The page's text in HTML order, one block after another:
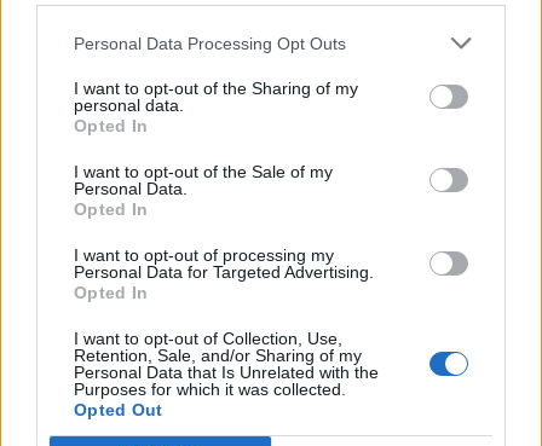
Personal Data Processing Opt Outs
I want to opt-out of the Sharing of my
personal data.
Opted In
I want to opt-out of the Sale of my
Personal Data.
Opted In
I want to opt-out of processing my
Personal Data for Targeted Advertising.
Opted In
I want to opt-out of Collection, Use,
Retention, Sale, and/or Sharing of my
Personal Data that Is Unrelated with the
Purposes for which it was collected.
Opted Out
schromen om de transfermarkt op zijn kop te zetten.
Ajax Feyenoord PSV
Ajax richt pijlen op Marokkaanse WK-sensatie
Steven Berghuis zorgt voor ophef na harde
Dit houdt de transfer van Marc-André ter Stegen
De terugkeer van Daley Blind past in een groter
plan van Ajax